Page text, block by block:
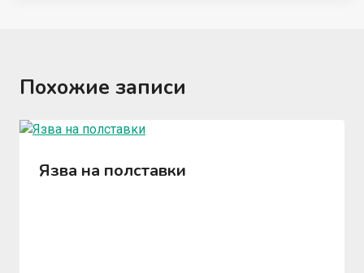
Похожие записи
Язва на полставки